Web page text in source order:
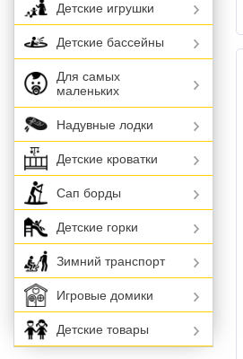
Детские игрушки
Детские бассейны
Для самых
маленьких
Надувные лодки
Детские кроватки
Сап борды
Детские горки
Зимний транспорт
Игровые домики
Детские товары